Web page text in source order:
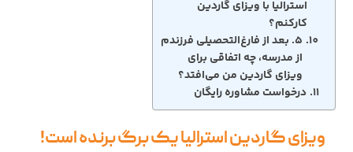
استرالیا با ویزای گاردین
کارکنم؟
۵. بعد از فارغ‌التحصیلی فرزندم
از مدرسه، چه اتفاقی برای
ویزای گاردین من می‌افتد؟
درخواست مشاوره رایگان
ویزای گاردین استرالیا یک برگ برنده است!